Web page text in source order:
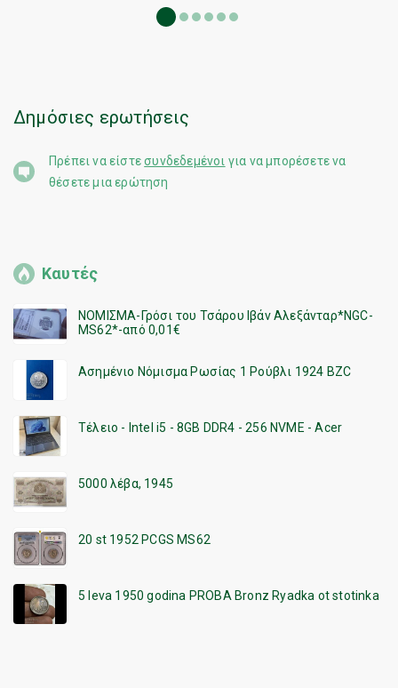
Δημόσιες ερωτήσεις
Πρέπει να είστεσυνδεδεμένοι για να μπορέσετε να
θέσετε μια ερώτηση
Καυτές
ΝΟΜΙΣΜΑ-Γρόσι του Τσάρου Ιβάν Αλεξάνταρ*NGC-
MS62*-από 0,01€
Ασημένιο Νόμισμα Ρωσίας 1 Ρούβλι 1924 BZC
Τέλειο - Intel i5 - 8GB DDR4 - 256 NVME - Acer
5000 λέβα, 1945
20 st 1952 PCGS MS62
5 leva 1950 godina PROBA Bronz Ryadka ot stotinka